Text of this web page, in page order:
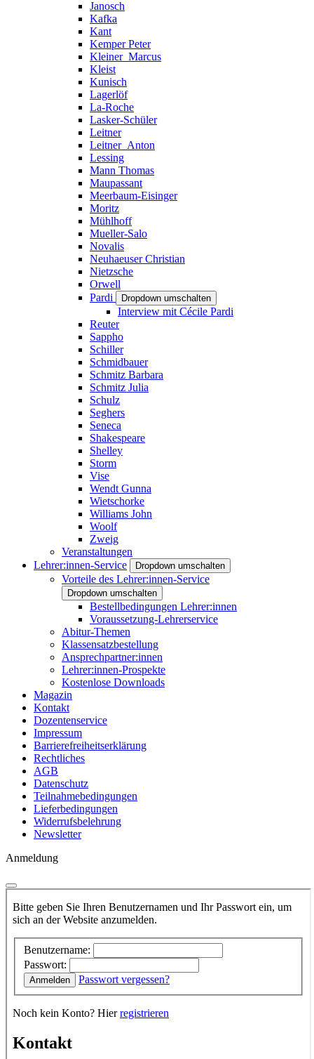
Janosch
Kafka
Kant
Kemper Peter
Kleiner_Marcus
Kleist
Kunisch
Lagerlöf
La-Roche
Lasker-Schüler
Leitner
Leitner_Anton
Lessing
Mann Thomas
Maupassant
Meerbaum-Eisinger
Moritz
Mühlhoff
Mueller-Salo
Novalis
Neuhaeuser Christian
Nietzsche
Orwell
Pardi
Dropdown umschalten
Interview mit Cécile Pardi
Reuter
Sappho
Schiller
Schmidbauer
Schmitz Barbara
Schmitz Julia
Schulz
Seghers
Seneca
Shakespeare
Shelley
Storm
Vise
Wendt Gunna
Wietschorke
Williams John
Woolf
Zweig
Veranstaltungen
Lehrer:innen-Service
Dropdown umschalten
Vorteile des Lehrer:innen-Service
Dropdown umschalten
Bestellbedingungen Lehrer:innen
Voraussetzung-Lehrerservice
Abitur-Themen
Klassensatzbestellung
Ansprechpartner:innen
Lehrer:innen-Prospekte
Kostenlose Downloads
Magazin
Kontakt
Dozentenservice
Impressum
Barrierefreiheitserklärung
Rechtliches
AGB
Datenschutz
Teilnahmebedingungen
Lieferbedingungen
Widerrufsbelehrung
Newsletter
Anmeldung